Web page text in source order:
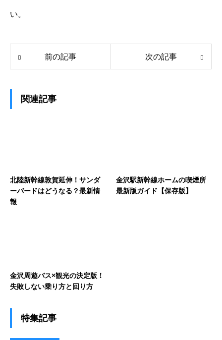
い。
前の記事 次の記事
関連記事
北陸新幹線敦賀延伸！サンダ
ーバードはどうなる？最新情
報
金沢駅新幹線ホームの喫煙所
最新版ガイド【保存版】
金沢周遊バス×観光の決定版！
失敗しない乗り方と回り方
特集記事